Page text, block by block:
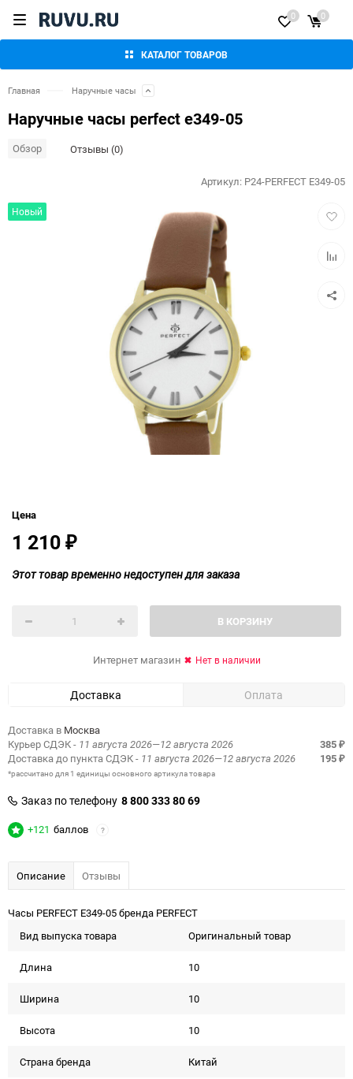
КАТАЛОГ ТОВАРОВ
0 0
Главная Наручные часы
Наручные часы perfect e349-05
Обзор Отзывы (0)
Новый
Артикул: P24-PERFECT E349-05
Цена
1 210 ₽
Этот товар временно недоступен для заказа
В КОРЗИНУ
Интернет магазин Нет в наличии
Доставка Оплата
Доставка в Москва
Курьер СДЭК- 11 августа 2026—12 августа 2026 385 ₽
Доставка до пункта СДЭК- 11 августа 2026—12 августа 2026 195 ₽
*рассчитано для 1 единицы основного артикула товара
Заказ по телефону 8 800 333 80 69
+121 баллов ?
Описание Отзывы
Часы PERFECT E349-05 бренда PERFECT
Вид выпуска товара
Оригинальный товар
Длина 10
Ширина 10
Высота 10
Страна бренда Китай